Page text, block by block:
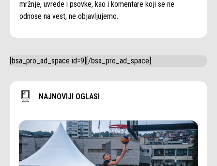
mržnje, uvrede i psovke, kao i komentare koji se ne
odnose na vest, ne objavljujemo.
[bsa_pro_ad_space id=9][/bsa_pro_ad_space]
NAJNOVIJI OGLASI